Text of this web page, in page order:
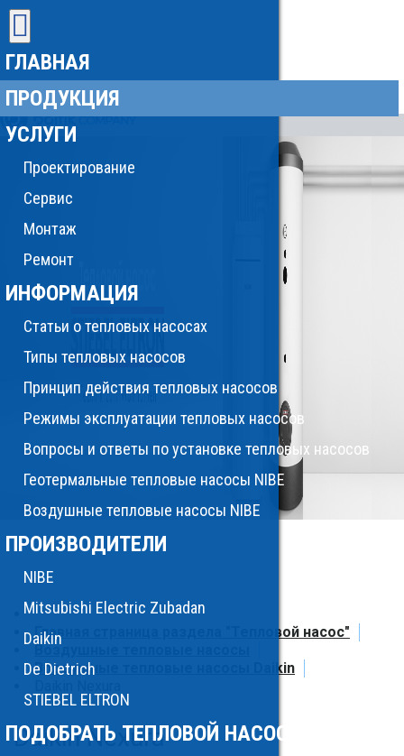
ГЛАВНАЯ
ПРОДУКЦИЯ
УСЛУГИ
Проектирование
Сервис
Монтаж
Ремонт
ИНФОРМАЦИЯ
Статьи о тепловых насосах
Типы тепловых насосов
Принцип действия тепловых насосов
Режимы эксплуатации тепловых насосов
Вопросы и ответы по установке тепловых насосов
Геотермальные тепловые насосы NIBE
Воздушные тепловые насосы NIBE
ПРОИЗВОДИТЕЛИ
NIBE
Mitsubishi Electric Zubadan
Daikin
De Dietrich
STIEBEL ELTRON
ПОДОБРАТЬ ТЕПЛОВОЙ НАСОС
Главная страница раздела "Тепловой насос"
Воздушные тепловые насосы
Воздушные тепловые насосы Daikin
Daikin Nexura